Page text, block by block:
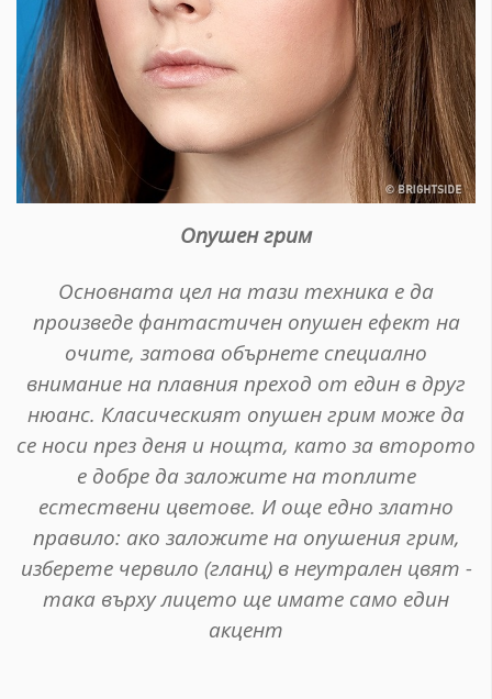
Опушен грим
Основната цел на тази техника е да
произведе фантастичен опушен ефект на
очите, затова обърнете специално
внимание на плавния преход от един в друг
нюанс. Класическият опушен грим може да
се носи през деня и нощта, като за второто
е добре да заложите на топлите
естествени цветове. И още едно златно
правило: ако заложите на опушения грим,
изберете червило (гланц) в неутрален цвят -
така върху лицето ще имате само един
акцент